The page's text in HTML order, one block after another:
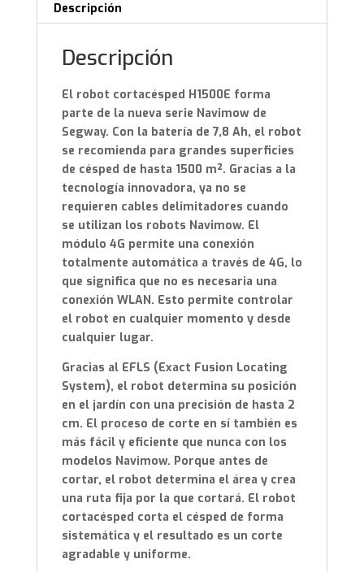
Descripción
Descripción
El robot cortacésped H1500E forma
parte de la nueva serie Navimow de
Segway. Con la batería de 7,8 Ah, el robot
se recomienda para grandes superficies
de césped de hasta 1500 m². Gracias a la
tecnología innovadora, ya no se
requieren cables delimitadores cuando
se utilizan los robots Navimow. El
módulo 4G permite una conexión
totalmente automática a través de 4G, lo
que significa que no es necesaria una
conexión WLAN. Esto permite controlar
el robot en cualquier momento y desde
cualquier lugar.
Gracias al EFLS (Exact Fusion Locating
System), el robot determina su posición
en el jardín con una precisión de hasta 2
cm. El proceso de corte en sí también es
más fácil y eficiente que nunca con los
modelos Navimow. Porque antes de
cortar, el robot determina el área y crea
una ruta fija por la que cortará. El robot
cortacésped corta el césped de forma
sistemática y el resultado es un corte
agradable y uniforme.